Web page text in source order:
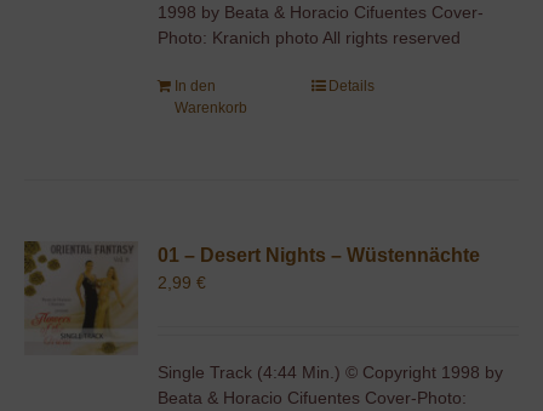
1998 by Beata & Horacio Cifuentes Cover-
Photo: Kranich photo All rights reserved
In den
Warenkorb
Details
01 – Desert Nights – Wüstennächte
2,99€
Single Track (4:44 Min.) © Copyright 1998 by
Beata & Horacio Cifuentes Cover-Photo: